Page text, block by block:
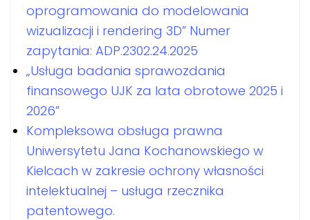
oprogramowania do modelowania
wizualizacji i rendering 3D” Numer
zapytania: ADP.2302.24.2025
„Usługa badania sprawozdania
finansowego UJK za lata obrotowe 2025 i
2026”
Kompleksowa obsługa prawna
Uniwersytetu Jana Kochanowskiego w
Kielcach w zakresie ochrony własności
intelektualnej – usługa rzecznika
patentowego.